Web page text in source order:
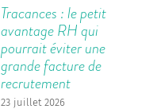
Tracances : le petit
avantage RH qui
pourrait éviter une
grande facture de
recrutement
23 juillet 2026